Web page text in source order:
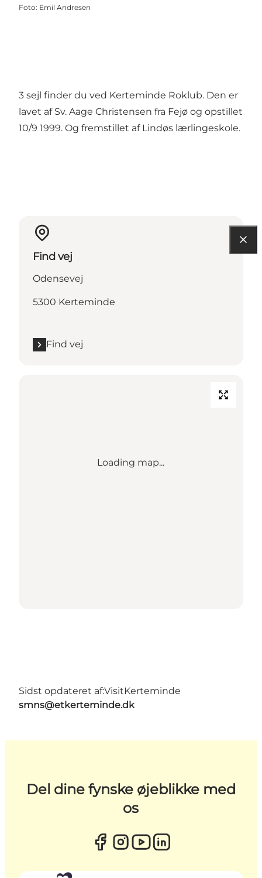
Foto: Emil Andresen
3 sejl finder du ved Kerteminde Roklub. Den er
lavet af Sv. Aage Christensen fra Fejø og opstillet
10/9 1999. Og fremstillet af Lindøs lærlingeskole.
Find vej
Odensevej
5300 Kerteminde
Find vej
Loading map...
Sidst opdateret af:VisitKerteminde
smns@etkerteminde.dk
Del dine fynske øjeblikke med
os